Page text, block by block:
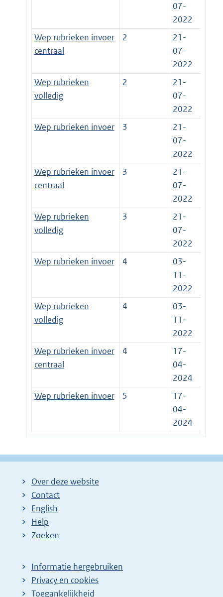
07-
2022
Wep rubrieken invoer
centraal
2
21-
07-
2022
Wep rubrieken
volledig
2
21-
07-
2022
Wep rubrieken invoer
3
21-
07-
2022
Wep rubrieken invoer
centraal
3
21-
07-
2022
Wep rubrieken
volledig
3
21-
07-
2022
Wep rubrieken invoer
4
03-
11-
2022
Wep rubrieken
volledig
4
03-
11-
2022
Wep rubrieken invoer
centraal
4
17-
04-
2024
Wep rubrieken invoer
5
17-
04-
2024
Over deze website
Contact
English
Help
Zoeken
Informatie hergebruiken
Privacy en cookies
Toegankelijkheid